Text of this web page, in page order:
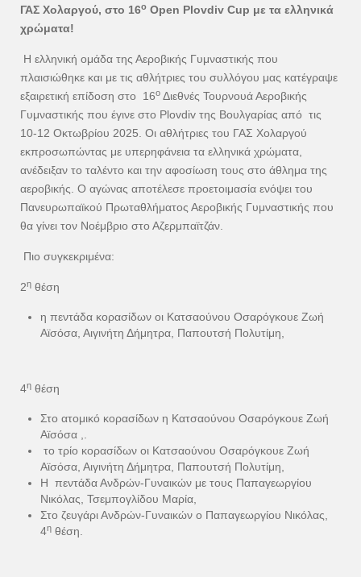
ΓΑΣ Χολαργού, στο 16ο Open Plovdiv Cup με τα ελληνικά
χρώματα!
Η ελληνική ομάδα της Αεροβικής Γυμναστικής που
πλαισιώθηκε και με τις αθλήτριες του συλλόγου μας κατέγραψε
εξαιρετική επίδοση στο 16ο Διεθνές Τουρνουά Αεροβικής
Γυμναστικής που έγινε στο Plovdiv της Βουλγαρίας από τις
10-12 Οκτωβρίου 2025. Οι αθλήτριες του ΓΑΣ Χολαργού
εκπροσωπώντας με υπερηφάνεια τα ελληνικά χρώματα,
ανέδειξαν το ταλέντο και την αφοσίωση τους στο άθλημα της
αεροβικής. Ο αγώνας αποτέλεσε προετοιμασία ενόψει του
Πανευρωπαϊκού Πρωταθλήματος Αεροβικής Γυμναστικής που
θα γίνει τον Νοέμβριο στο Αζερμπαϊτζάν.
Πιο συγκεκριμένα:
2η θέση
η πεντάδα κορασίδων οι Κατσαούνου Οσαρόγκουε Ζωή
Αϊσόσα, Αιγινήτη Δήμητρα, Παπουτσή Πολυτίμη,
4η θέση
Στο ατομικό κορασίδων η Κατσαούνου Οσαρόγκουε Ζωή
Αϊσόσα ,.
το τρίο κορασίδων οι Κατσαούνου Οσαρόγκουε Ζωή
Αϊσόσα, Αιγινήτη Δήμητρα, Παπουτσή Πολυτίμη,
Η πεντάδα Ανδρών-Γυναικών με τους Παπαγεωργίου
Νικόλας, Τσεμπογλίδου Μαρία,
Στο ζευγάρι Ανδρών-Γυναικών ο Παπαγεωργίου Νικόλας,
4η θέση.